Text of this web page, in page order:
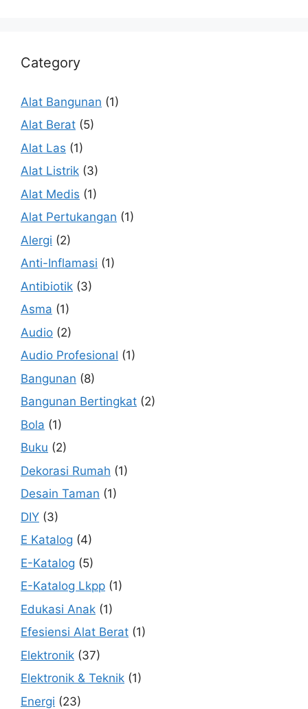
Category
Alat Bangunan (1)
Alat Berat (5)
Alat Las (1)
Alat Listrik (3)
Alat Medis (1)
Alat Pertukangan (1)
Alergi (2)
Anti-Inflamasi (1)
Antibiotik (3)
Asma (1)
Audio (2)
Audio Profesional (1)
Bangunan (8)
Bangunan Bertingkat (2)
Bola (1)
Buku (2)
Dekorasi Rumah (1)
Desain Taman (1)
DIY (3)
E Katalog (4)
E-Katalog (5)
E-Katalog Lkpp (1)
Edukasi Anak (1)
Efesiensi Alat Berat (1)
Elektronik (37)
Elektronik & Teknik (1)
Energi (23)